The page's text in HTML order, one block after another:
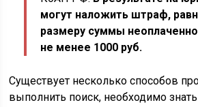
могут наложить штраф,
размеру суммы
не менее 1000 руб.
Существует несколько способов
выполнить поиск, необходимо